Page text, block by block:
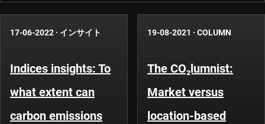
17-06-2022 · インサイト
Indices insights: To
what extent can
carbon emissions
19-08-2021 · COLUMN
The CO₂lumnist:
Market versus
location-based